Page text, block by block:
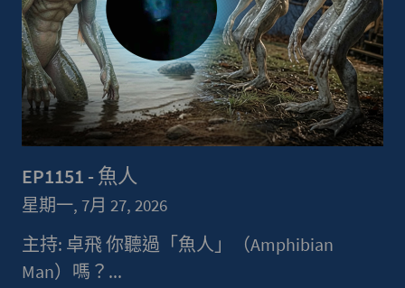
EP1151 - 魚人
星期一, 7月 27, 2026
主持: 卓飛 你聽過「魚人」（Amphibian
Man）嗎？...